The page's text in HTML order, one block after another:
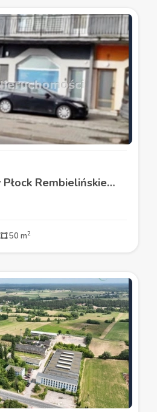
Lokla uzytokowy Płock Rembielińskiego
50 m2